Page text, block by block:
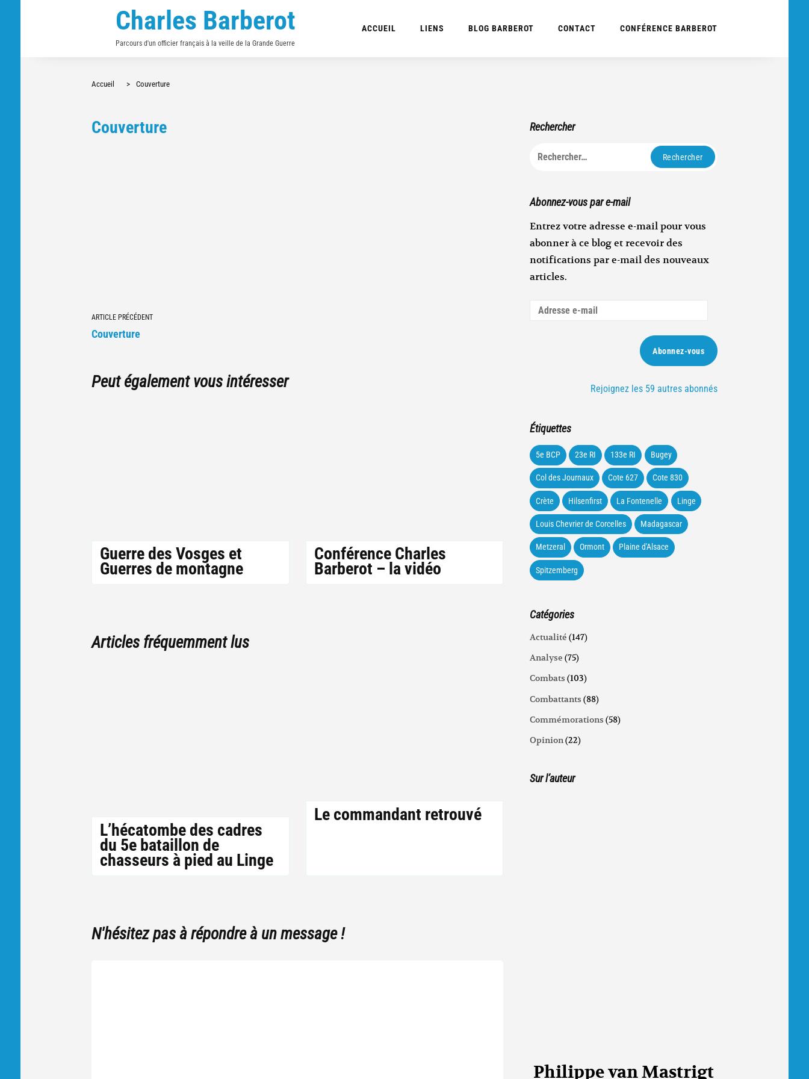
Charles Barberot
Parcours d'un officier français à la veille de la Grande Guerre
ACCUEIL LIENS BLOG BARBEROT CONTACT CONFÉRENCE BARBEROT
Accueil > Couverture
Couverture
Navigation
vers
ARTICLE PRÉCÉDENT
Couverture
Peut également vous intéresser
Guerre des Vosges et
Guerres de montagne
Conférence Charles
Barberot – la vidéo
Articles fréquemment lus
L’hécatombe des cadres
du 5e bataillon de
chasseurs à pied au Linge
Le commandant retrouvé
N'hésitez pas à répondre à un message !
Rechercher
Rechercher :
Abonnez-vous par e-mail
Entrez votre adresse e-mail pour vous
abonner à ce blog et recevoir des
notifications par e-mail des nouveaux
articles.
Adresse
Abonnez-vous
Rejoignez les 59 autres abonnés
Étiquettes
5e BCP 23e RI 133e RI Bugey
Col des Journaux Cote 627 Cote 830
Crète Hilsenfirst La Fontenelle Linge
Louis Chevrier de Corcelles Madagascar
Metzeral Ormont Plaine d'Alsace
Spitzemberg
Catégories
Actualité (147)
Analyse (75)
Combats (103)
Combattants (88)
Commémorations (58)
Opinion(22)
Sur l’auteur
Philippe van Mastrigt